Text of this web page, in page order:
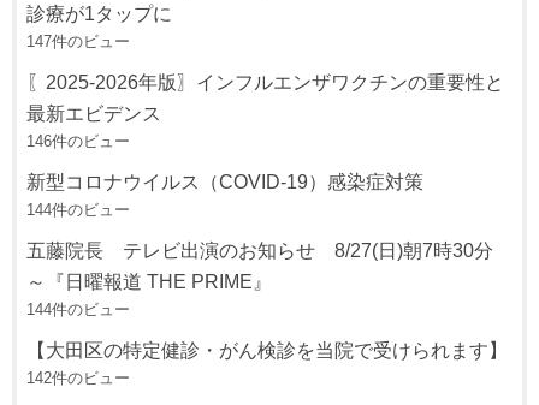
診療が1タップに
147件のビュー
〖2025-2026年版〗インフルエンザワクチンの重要性と
最新エビデンス
146件のビュー
新型コロナウイルス（COVID-19）感染症対策
144件のビュー
五藤院長 テレビ出演のお知らせ 8/27(日)朝7時30分
～『日曜報道 THE PRIME』
144件のビュー
【大田区の特定健診・がん検診を当院で受けられます】
142件のビュー